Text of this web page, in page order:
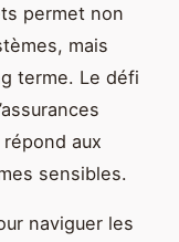
permet non
mais
terme. Le défi
aux
sensibles.
naviguer les